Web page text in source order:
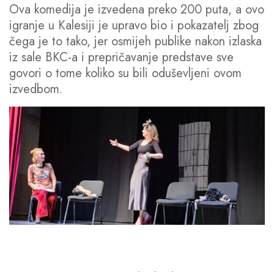
Ova komedija je izvedena preko 200 puta, a ovo
igranje u Kalesiji je upravo bio i pokazatelj zbog
čega je to tako, jer osmijeh publike nakon izlaska
iz sale BKC-a i prepričavanje predstave sve
govori o tome koliko su bili oduševljeni ovom
izvedbom.